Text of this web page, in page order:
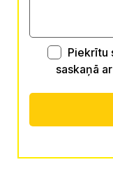
Piekrītu
saskaņā